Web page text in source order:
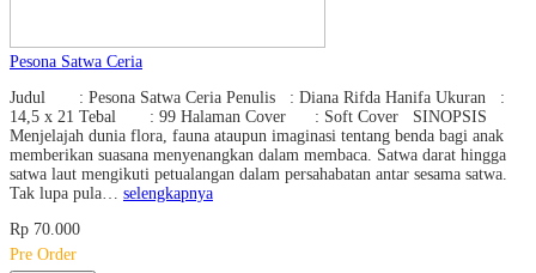
Pesona Satwa Ceria
Judul : Pesona Satwa Ceria Penulis : Diana Rifda Hanifa Ukuran :
14,5 x 21 Tebal : 99 Halaman Cover : Soft Cover SINOPSIS
Menjelajah dunia flora, fauna ataupun imaginasi tentang benda bagi anak
memberikan suasana menyenangkan dalam membaca. Satwa darat hingga
satwa laut mengikuti petualangan dalam persahabatan antar sesama satwa.
Tak lupa pula… selengkapnya
Rp 70.000
Pre Order